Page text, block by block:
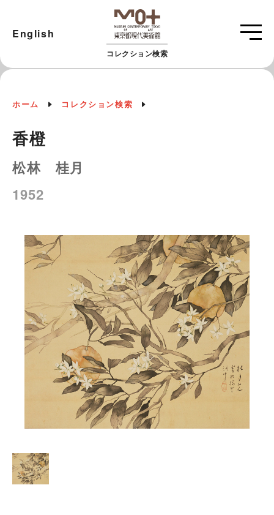
コレクション検索
English
ホーム コレクション検索
香橙
松林 桂月
1952